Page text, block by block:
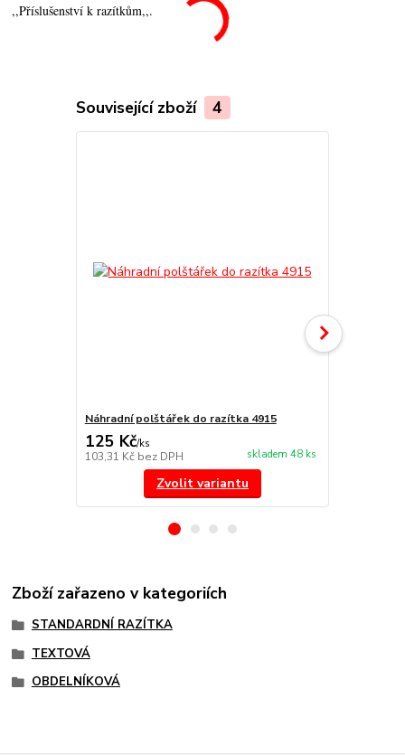
,,Příslušenství k razítkům,,.
Související zboží 4
Náhradní polštářek do razítka 4915
125 Kč/ks
103,31 Kč bez DPH skladem 48 ks
Zvolit variantu
Zboží zařazeno v kategoriích
STANDARDNÍ RAZÍTKA
TEXTOVÁ
OBDELNÍKOVÁ